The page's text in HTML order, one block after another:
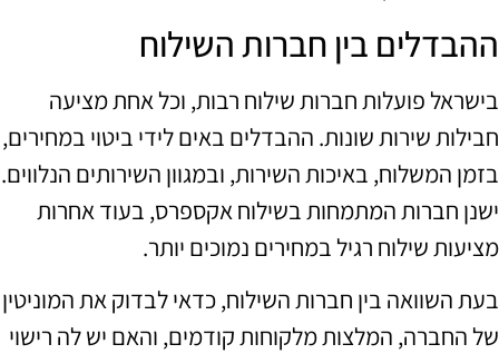
ההבדלים בין חברות השילוח
בישראל פועלות חברות שילוח רבות, וכל אחת מציעה
חבילות שירות שונות. ההבדלים באים לידי ביטוי במחירים,
בזמן המשלוח, באיכות השירות, ובמגוון השירותים הנלווים.
ישנן חברות המתמחות בשילוח אקספרס, בעוד אחרות
מציעות שילוח רגיל במחירים נמוכים יותר.
בעת השוואה בין חברות השילוח, כדאי לבדוק את המוניטין
של החברה, המלצות מלקוחות קודמים, והאם יש לה רישוי